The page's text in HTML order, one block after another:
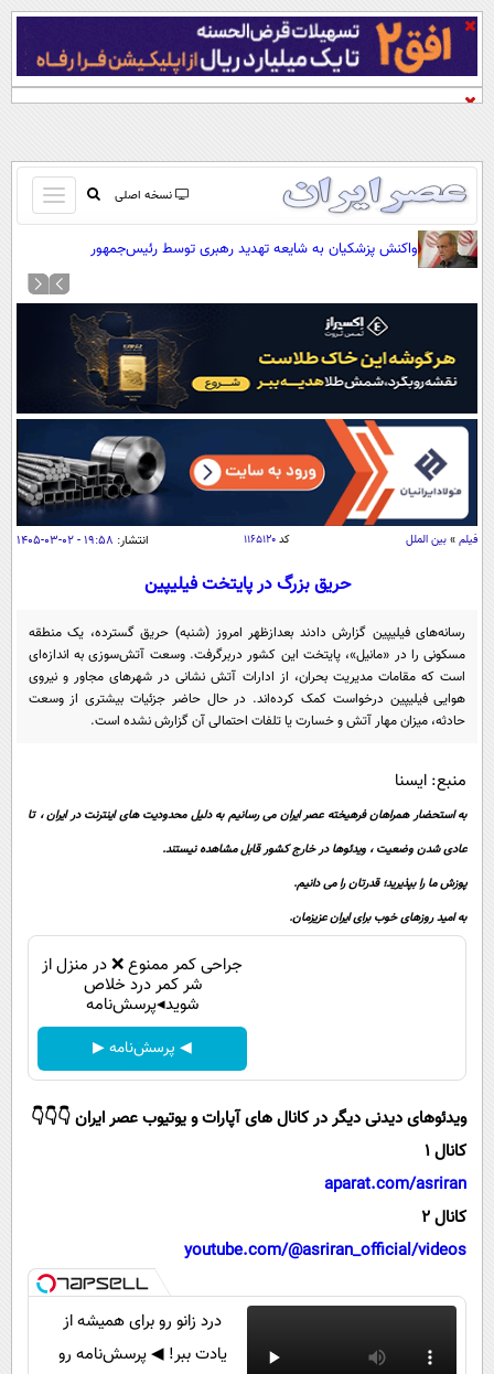
نسخه اصلی
باز
و
کردن
صفحه اول
آرشیو
نظرسنجی
آب و هوا
اوقات شرعی
سواد زندگی
اقتصاد
اقتصادی
جامعه
حوادث
سلامت
سفر و تفریح
بین الملل
سیاست خارجی
فرهنگ و هنر
علم و دانش
اخبار کریپتو
فیلم
گوناگون
حوادث
فرهنگی
حیات وحش
خواندنی ها و دیدنی ها
داستان کوتاه
روانشناسی
آشپزی
دانلود
واکنش پزشکیان به شایعه تهدید رهبری توسط رئیس‌جمهور
فیلم » بین الملل کد۱۱۶۵۱۲۰ انتشار: ۱۹:۵۸ - ۰۲-۰۳-۱۴۰۵
حریق بزرگ در پایتخت فیلیپین
رسانه‌های فیلیپین گزارش دادند بعدازظهر امروز (شنبه) حریق گسترده، یک منطقه
مسکونی را در «مانیل»، پایتخت این کشور دربرگرفت. وسعت آتش‌سوزی به اندازه‌ای
است که مقامات مدیریت بحران، از ادارات آتش نشانی در شهر‌های مجاور و نیروی
هوایی فیلیپین درخواست کمک کرده‌اند. در حال حاضر جزئیات بیشتری از وسعت
حادثه، میزان مهار آتش و خسارت یا تلفات احتمالی آن گزارش نشده است.
منبع: ایسنا
به استحضار همراهان فرهیخته عصر ایران می رسانیم به دلیل محدودیت های اینترنت در ایران ، تا
عادی شدن وضعیت ، ویدئوها در خارج کشور قابل مشاهده نیستند.
پوزش ما را بپذیرید؛ قدرتان را می دانیم.
به امید روزهای خوب برای ایران عزیزمان.
جراحی کمر ممنوع ❌ در منزل از
شر کمر درد خلاص
شوید◂پرسش‌نامه
◀ پرسش‌نامه ▶
ویدئوهای دیدنی دیگر در کانال های آپارات و یوتیوب عصر ایران 👇👇👇
کانال 1
aparat.com/asriran
کانال 2
youtube.com/@asriran_official/videos
درد زانو رو برای همیشه از
یادت ببر! ◀ پرسش‌نامه رو